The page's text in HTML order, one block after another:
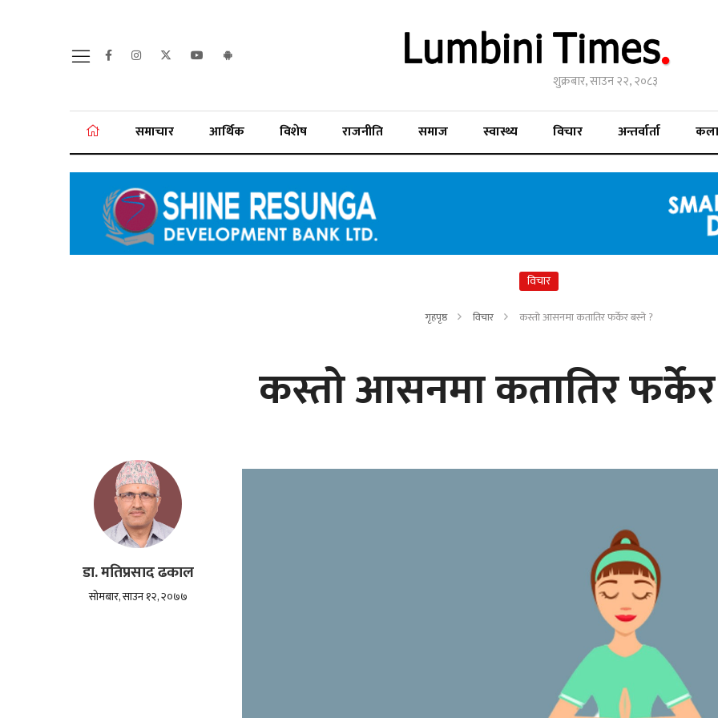
शुक्रबार, साउन २२, २०८३
समाचार आर्थिक विशेष राजनीति समाज स्वास्थ्य विचार अन्तर्वार्ता
विचार
गृहपृष्ठ विचार कस्तो आसनमा कतातिर फर्केर बस्ने ?
कस्तो आसनमा कतातिर
डा. मतिप्रसाद ढकाल
सोमबार, साउन १२, २०७७